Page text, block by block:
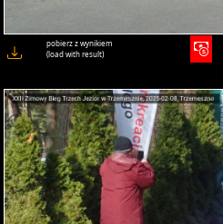
pobierz z wynikiem
(load with result)